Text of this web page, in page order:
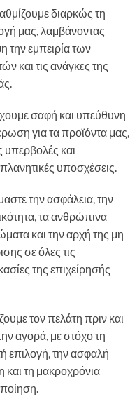
διαρκώς τη
μας, λαμβάνοντας
την εμπειρία των
και τις ανάγκες της
σαφή και υπεύθυνη
για τα προϊόντα μας,
υπερβολές και
υποσχέσεις.
την ασφάλεια, την
τα ανθρώπινα
και την αρχή της μη
σε όλες τις
της επιχείρησής
τον πελάτη πριν και
αγορά, με στόχο τη
επιλογή, την ασφαλή
και τη μακροχρόνια